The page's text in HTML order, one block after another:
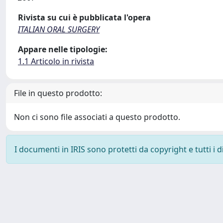
Rivista su cui è pubblicata l'opera
ITALIAN ORAL SURGERY
Appare nelle tipologie:
1.1 Articolo in rivista
File in questo prodotto:
Non ci sono file associati a questo prodotto.
I documenti in IRIS sono protetti da copyright e tutti i